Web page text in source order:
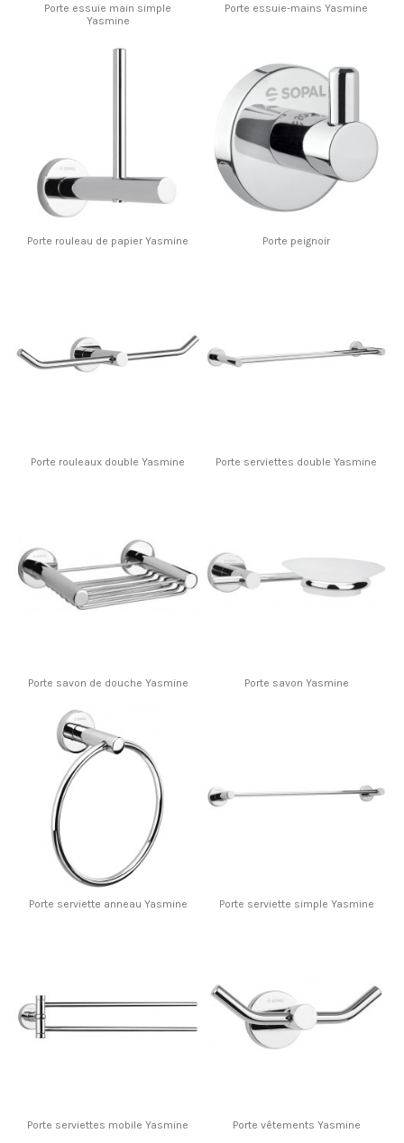
Porte essuie main simple
Yasmine
Porte essuie-mains Yasmine
Porte rouleau de papier Yasmine Porte peignoir
Porte rouleaux double Yasmine Porte serviettes double Yasmine
Porte savon de douche Yasmine Porte savon Yasmine
Porte serviette anneau Yasmine Porte serviette simple Yasmine
Porte serviettes mobile Yasmine Porte vêtements Yasmine